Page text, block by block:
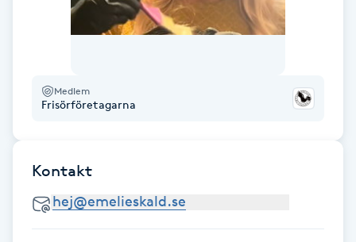
Fet hårbotten
Fibromassage
Fillers
Fotsvamp
Medlem
Frisörföretagarna
Kontakt